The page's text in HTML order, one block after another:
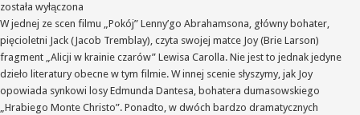
o
została wyłączona
W jednej ze scen filmu „Pokój” Lenny’go Abrahamsona, główny bohater,
pięcioletni Jack (Jacob Tremblay), czyta swojej matce Joy (Brie Larson)
fragment „Alicji w krainie czarów” Lewisa Carolla. Nie jest to jednak jedyne
dzieło literatury obecne w tym filmie. W innej scenie słyszymy, jak Joy
opowiada synkowi losy Edmunda Dantesa, bohatera dumasowskiego
„Hrabiego Monte Christo”. Ponadto, w dwóch bardzo dramatycznych